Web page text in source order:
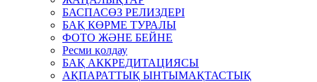
БАСПАСӨЗ РЕЛИЗДЕРІ
БАҚ КӨРМЕ ТУРАЛЫ
ФОТО ЖӘНЕ БЕЙНЕ
Ресми қолдау
БАҚ АККРЕДИТАЦИЯСЫ
АҚПАРАТТЫҚ ЫНТЫМАҚТАСТЫҚ